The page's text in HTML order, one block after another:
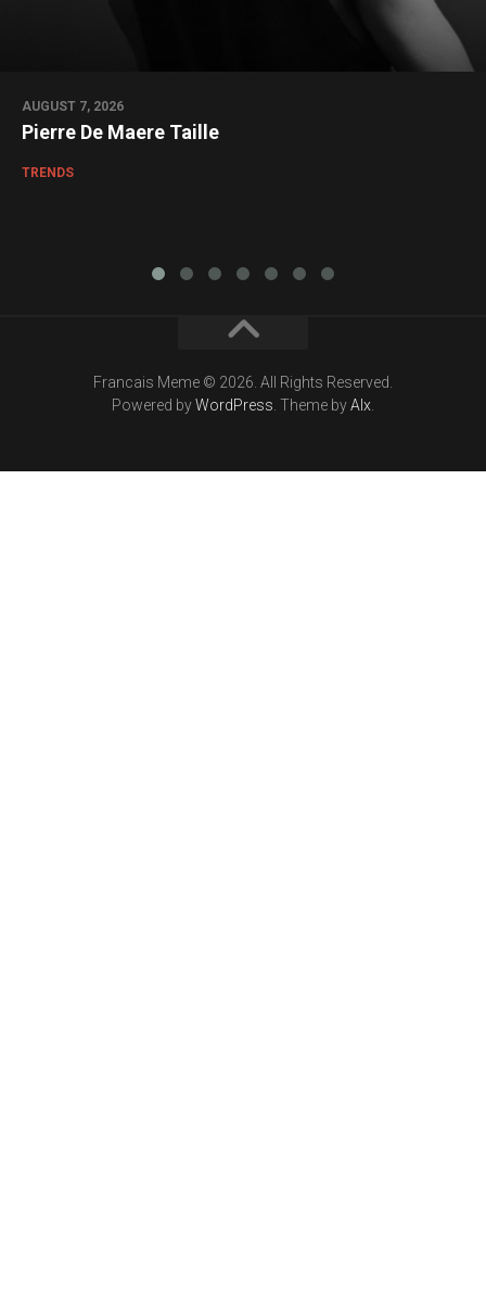
AUGUST 7, 2026
Pierre De Maere Taille
TRENDS
Francais Meme © 2026. All Rights Reserved.
Powered byWordPress. Theme byAlx.